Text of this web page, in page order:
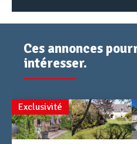
Ces annonces
intéresser.
Exclusivité